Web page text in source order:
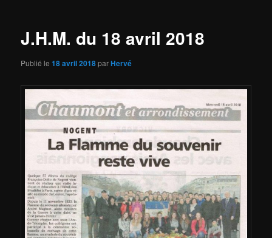
J.H.M. du 18 avril 2018
Publié le18 avril 2018parHervé